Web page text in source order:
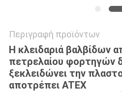
Περιγραφή προϊόντων
Η κλειδαριά βαλβίδων
πετρελαίου φορτηγών
ξεκλειδώνει την
αποτρέπει ATEX